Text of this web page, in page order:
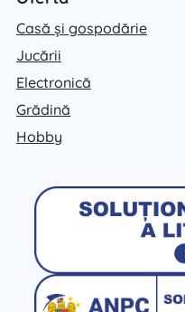
Casă și gospodărie
Jucării
Electronică
Grădină
Hobby